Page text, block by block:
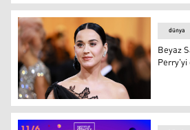
Katy Perry
dünya
Beyaz
Perry'yi